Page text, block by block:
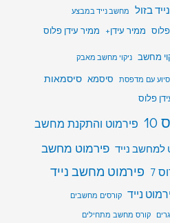
בזול מחשב נייד במבצע
ממיר עידן+ ממיר עידן פלוס
מחשב ניקוי מחשב מאבק
סיוע עם מדפסת סיסמא סיסמאות
פלוס
פירמוט והתקנת מחשב
למחשב נייד פירמוט מחשב
7
פירמוט מחשב נייד
נייד קורסים מחשבים
קורס מחשב מתחילים